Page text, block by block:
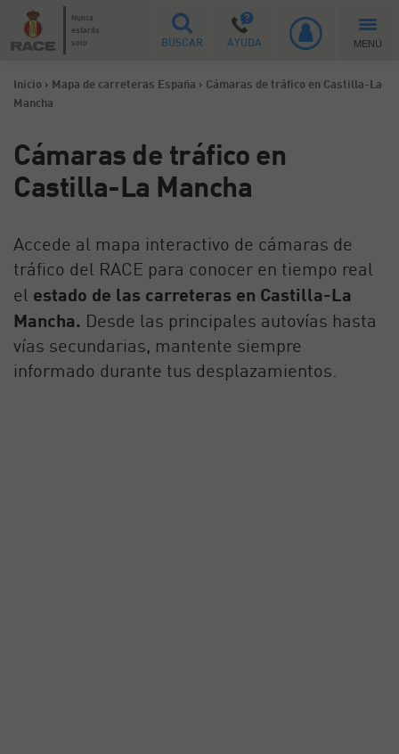
Nunca
estarás
solo
BUSCAR AYUDA MENÚ
Inicio > Mapa de carreteras España > Cámaras de tráfico en Castilla-La
Mancha
Cámaras de tráfico en
Castilla-La Mancha
Accede al mapa interactivo de cámaras de
tráfico del RACE para conocer en tiempo real
el estado de las carreteras en Castilla-La
Mancha. Desde las principales autovías hasta
vías secundarias, mantente siempre
informado durante tus desplazamientos.